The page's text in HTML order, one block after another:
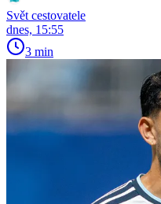
Svět cestovatele
dnes, 15:55
3 min